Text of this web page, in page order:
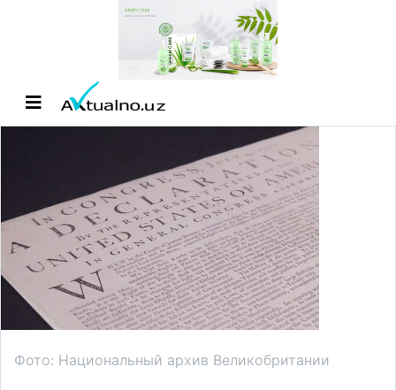
Фото: Национальный архив Великобритании